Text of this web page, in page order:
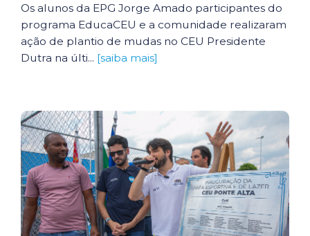
Os alunos da EPG Jorge Amado participantes do
programa EducaCEU e a comunidade realizaram
ação de plantio de mudas no CEU Presidente
Dutra na últi... [saiba mais]